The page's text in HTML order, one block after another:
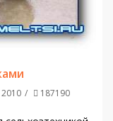
187190